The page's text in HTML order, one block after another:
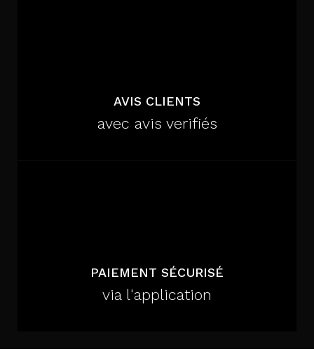
AVIS CLIENTS
avec avis verifiés
PAIEMENT SÉCURISÉ
via l'application